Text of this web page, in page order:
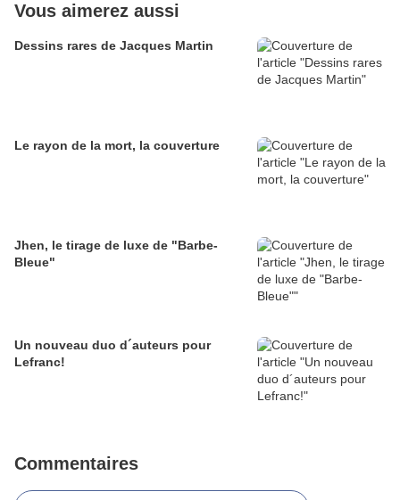
Vous aimerez aussi
Dessins rares de Jacques Martin
Le rayon de la mort, la couverture
Jhen, le tirage de luxe de "Barbe-
Bleue"
Un nouveau duo d´auteurs pour
Lefranc!
Commentaires